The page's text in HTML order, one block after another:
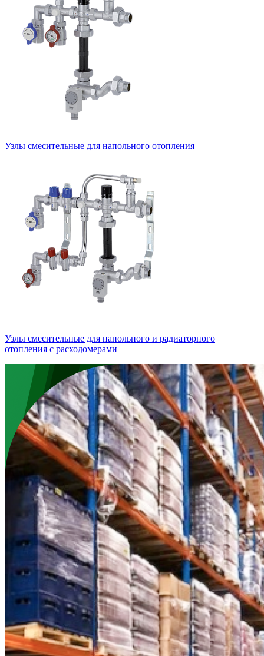
Узлы смесительные для напольного отопления
Узлы смесительные для напольного и радиаторного
отопления с расходомерами